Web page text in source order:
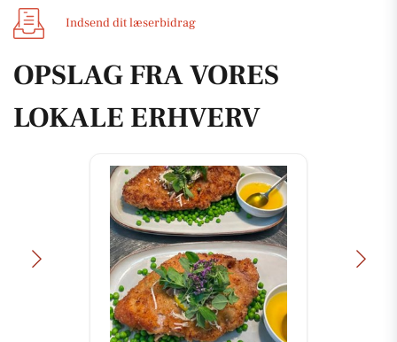
Indsend dit læserbidrag
OPSLAG FRA VORES
LOKALE ERHVERV